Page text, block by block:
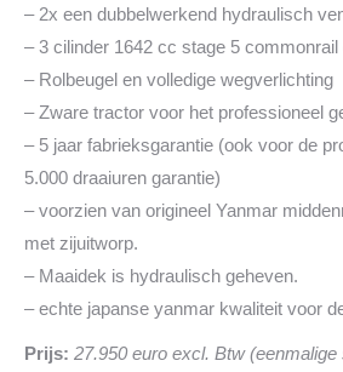
– 2x een dubbelwerkend hydraulisch
– 3 cilinder 1642 cc stage 5
– Rolbeugel en volledige wegverlichting
– Zware tractor voor het professioneel
– 5 jaar fabrieksgarantie (ook voor de
5.000 draaiuren garantie)
– voorzien van origineel Yanmar
met zijuitworp.
– Maaidek is hydraulisch geheven.
– echte japanse yanmar kwaliteit voor
Prijs: 27.950 euro excl. Btw